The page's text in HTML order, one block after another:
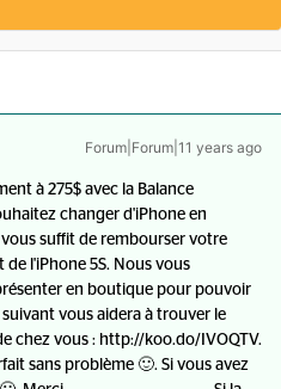
Forum|Forum|11 years ago
à 275$ avec la Balance
changer d'iPhone en
suffit de rembourser votre
de l'iPhone 5S. Nous vous
en boutique pour pouvoir
vous aidera à trouver le
chez vous : http://koo.do/IVOQTV.
sans problème 🙂. Si vous avez